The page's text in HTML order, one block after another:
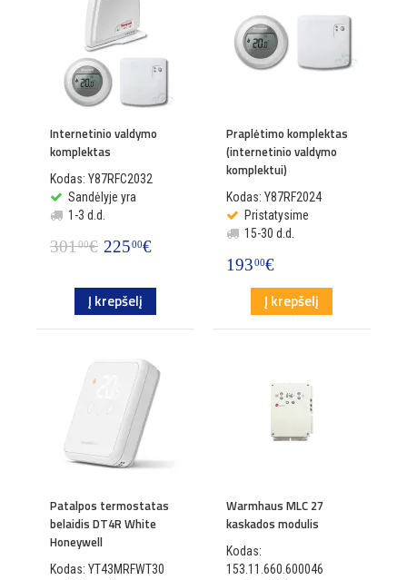
Internetinio valdymo
komplektas
Kodas: Y87RFC2032
Sandėlyje yra
1-3 d.d.
30100€ 22500€
Į krepšelį
Praplėtimo komplektas
(internetinio valdymo
komplektui)
Kodas: Y87RF2024
Pristatysime
15-30 d.d.
19300€
Į krepšelį
Patalpos termostatas
belaidis DT4R White
Honeywell
Kodas: YT43MRFWT30
Warmhaus MLC 27
kaskados modulis
Kodas:
153.11.660.600046